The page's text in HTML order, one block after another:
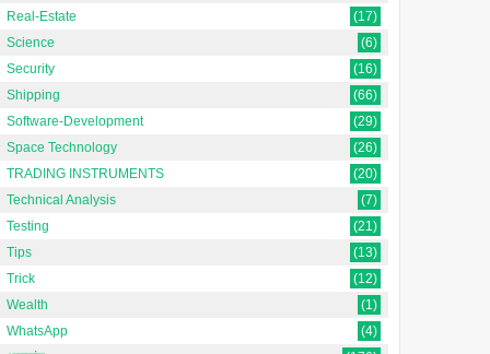
Real-Estate
(17)
Science
(6)
Security
(16)
Shipping
(66)
Software-Development
(29)
Space Technology
(26)
TRADING INSTRUMENTS
(20)
Technical Analysis
(7)
Testing
(21)
Tips
(13)
Trick
(12)
Wealth
(1)
WhatsApp
(4)